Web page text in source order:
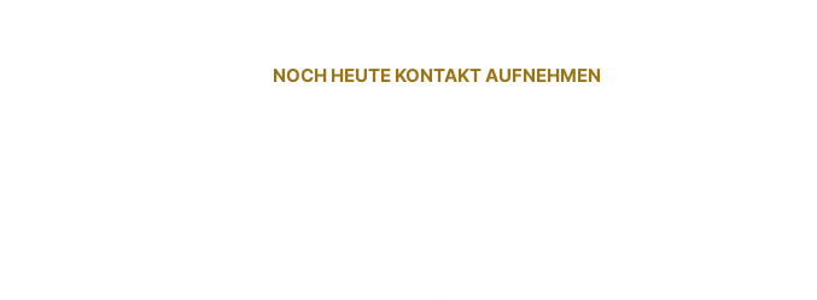
NOCH HEUTE KONTAKT AUFNEHMEN